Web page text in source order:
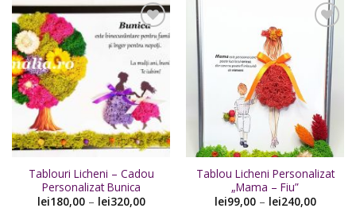
are
multe
Opțiunile
pot
fi
alese
în
produsului.
mai
multe
variații.
Opțiunile
pot
fi
alese
în
pagina
produsului.
Adaugare
la
favorite
Tablouri Licheni – Cadou
Personalizat Bunica
lei180,00– lei320,00
Adaugare
favorite
Tablou Licheni Personalizat
„Mama – Fiu”
lei99,00– lei240,00